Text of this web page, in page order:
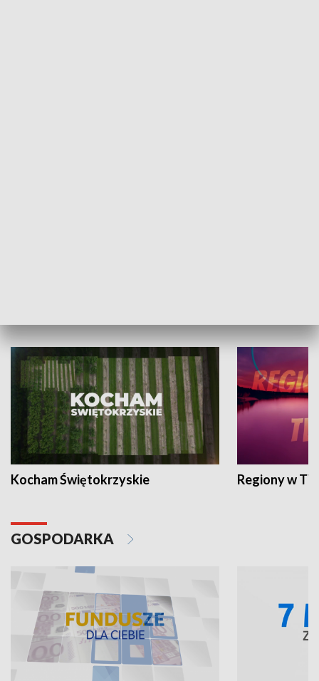
Kocham Świętokrzyskie Regiony w
GOSPODARKA